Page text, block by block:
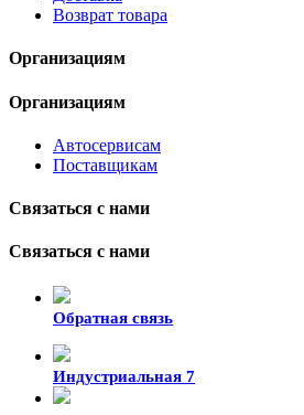
Возврат товара
Организациям
Организациям
Автосервисам
Поставщикам
Связаться с нами
Связаться с нами
Обратная связь
Индустриальная 7